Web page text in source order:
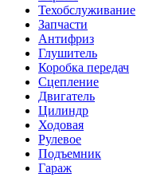
Техобслуживание
Запчасти
Антифриз
Глушитель
Коробка передач
Сцепление
Двигатель
Цилиндр
Ходовая
Рулевое
Подъемник
Гараж